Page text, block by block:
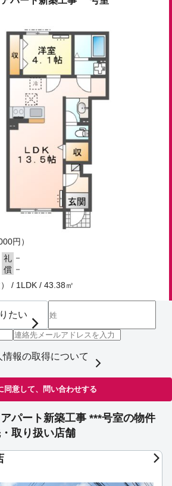
円）
礼 －
償 －
/ 1LDK / 43.38㎡
情報の取得について
同意して、問い合わせする
パート新築工事 ***号室の物件
取り扱い店舗